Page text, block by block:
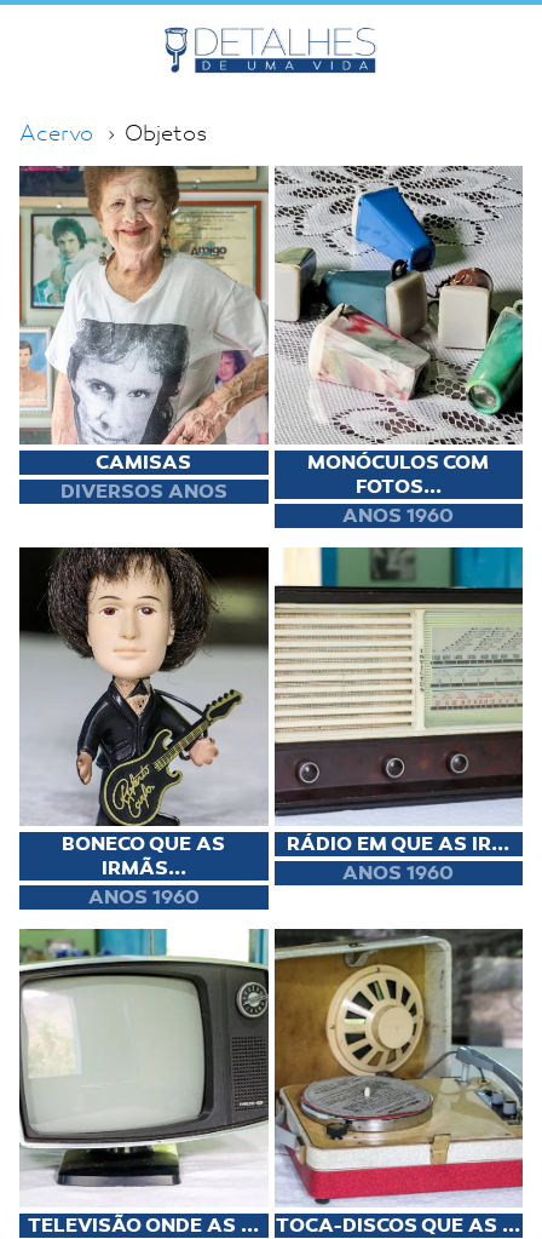
Acervo Objetos
CAMISAS
DIVERSOS ANOS
MONÓCULOS COM
FOTOS...
ANOS 1960
BONECO QUE AS
IRMÃS...
ANOS 1960
RÁDIO EM QUE AS IR...
ANOS 1960
TELEVISÃO ONDE AS ...
TOCA-DISCOS QUE AS ...